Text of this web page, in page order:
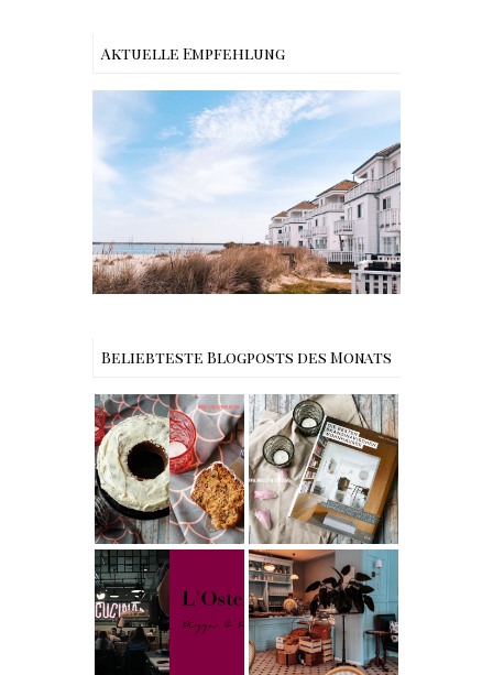
Aktuelle Empfehlung
Reisen - Schleiregion
Beliebteste Blogposts des Monats
Rezept |
Weltbester
Carrot Cake
mit Cream
Cheese
Frosting nach
Cynthia
Barcomi –
einfach &
saftig
Buchtipps - Die
besten
Skandinavische
n Wohnhäuser |
The Nina
Edition
My Berlin -
L'Osteria | The
Nina Edition
Berlin | Café
L’Berg –
Französischer
Charme mitten
in Berlin-